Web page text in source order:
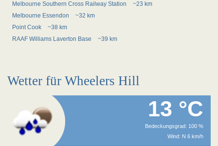
Melbourne Southern Cross Railway Station
~23 km
Melbourne Essendon
~32 km
Point Cook
~38 km
RAAF Williams Laverton Base
~39 km
Wetter für Wheelers Hill
13 °C
Bedeckungsgrad: 100 %
Wind: N 6 km/h